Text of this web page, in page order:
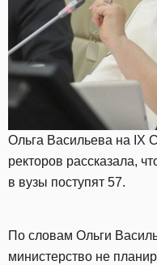
Ольга Васильева на IX
ректоров рассказала,
в вузы поступят 57.
По словам Ольги
министерство не